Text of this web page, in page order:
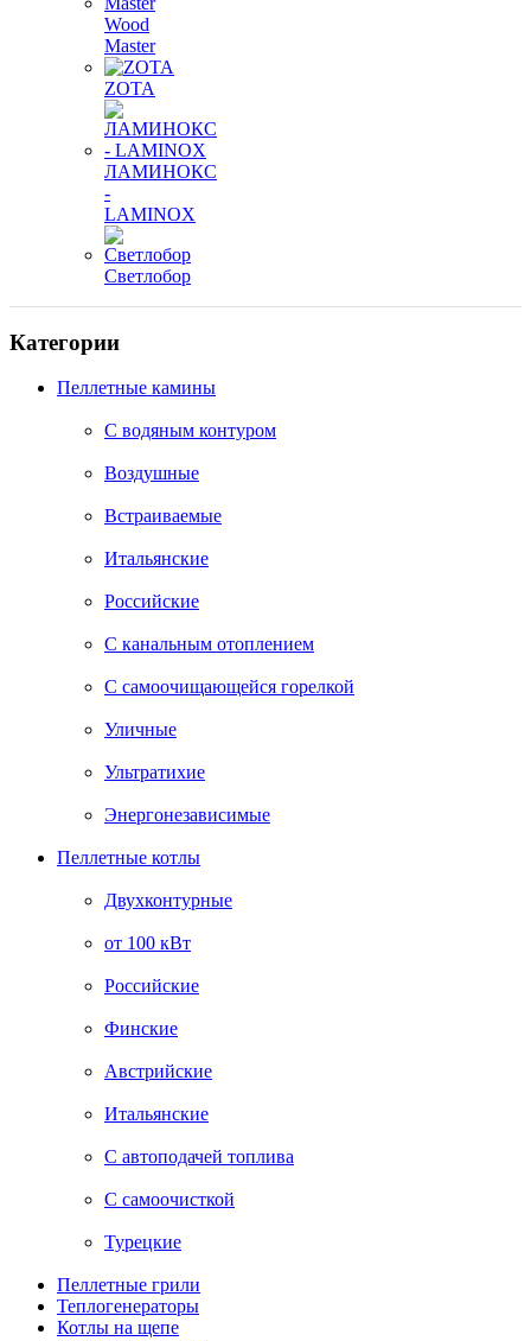
Wood
Master
ZOTA
ЛАМИНОКС
-
LAMINOX
Светлобор
Категории
Пеллетные камины
C водяным контуром
Воздушные
Встраиваемые
Итальянские
Российские
С канальным отоплением
С самоочищающейся горелкой
Уличные
Ультратихие
Энергонезависимые
Пеллетные котлы
Двухконтурные
от 100 кВт
Российские
Финские
Австрийские
Итальянские
С автоподачей топлива
С самоочисткой
Турецкие
Пеллетные грили
Теплогенераторы
Котлы на щепе